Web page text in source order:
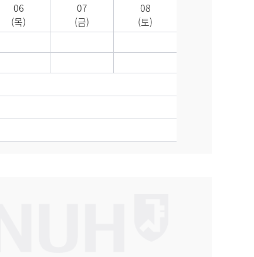
06
(목)
07
(금)
08
(토)